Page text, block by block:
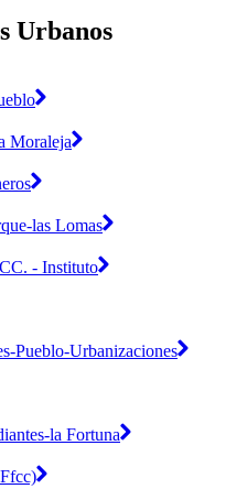
Urbanos
Moraleja
las Lomas
- Instituto
Pueblo-Urbanizaciones
la Fortuna